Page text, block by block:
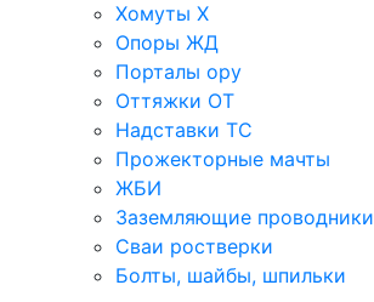
Хомуты Х
Опоры ЖД
Порталы ору
Оттяжки ОТ
Надставки ТС
Прожекторные мачты
ЖБИ
Заземляющие проводники
Сваи ростверки
Болты, шайбы, шпильки